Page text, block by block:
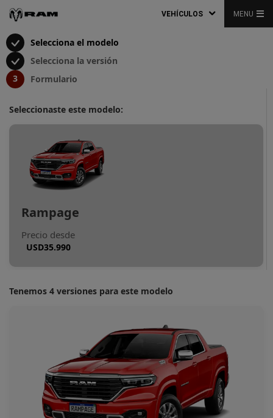
VEHÍCULOS MENU